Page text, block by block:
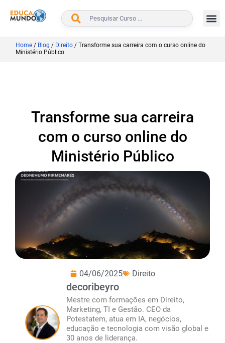
BUSCAR
Home / Blog / Direito / Transforme sua carreira com o curso online do
Ministério Público
Transforme sua carreira
com o curso online do
Ministério Público
04/06/2025 Direito
decoribeyro
Mestre com formações em Direito,
Marketing, TI e Gestão. CEO da
Potestatem, atua em IA, negócios,
educação e tecnologia com visão global e
30 anos de liderança.